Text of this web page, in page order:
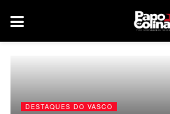
DESTAQUES DO VASCO